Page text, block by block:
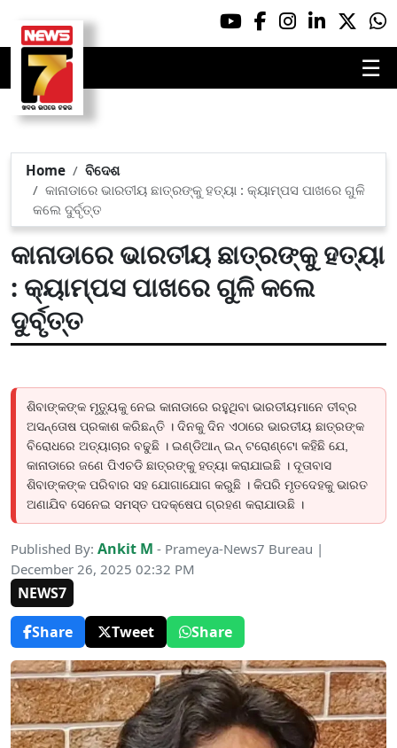
☰
Home
ବିଦେଶ
କାନାଡାରେ ଭାରତୀୟ ଛାତ୍ରଙ୍କୁ ହତ୍ୟା : କ୍ୟାମ୍ପସ ପାଖରେ ଗୁଳି
କଲେ ଦୁର୍ବୃତ୍ତ
କାନାଡାରେ ଭାରତୀୟ ଛାତ୍ରଙ୍କୁ ହତ୍ୟା
: କ୍ୟାମ୍ପସ ପାଖରେ ଗୁଳି କଲେ
ଦୁର୍ବୃତ୍ତ
ଶିବାଙ୍କଙ୍କ ମୃତ୍ୟୁକୁ ନେଇ କାନାଡାରେ ରହୁଥିବା ଭାରତୀୟମାନେ ତୀବ୍ର
ଅସନ୍ତୋଷ ପ୍ରକାଶ କରିଛନ୍ତି । ଦିନକୁ ଦିନ ଏଠାରେ ଭାରତୀୟ ଛାତ୍ରଙ୍କ
ବିରୋଧରେ ଅତ୍ୟାଚାର ବଢୁଛି । ଇଣ୍ଡିଆନ୍ ଇନ୍ ଟରୋଣ୍ଟୋ କହିଛି ଯେ,
କାନାଡାରେ ଜଣେ ପିଏଚଡି ଛାତ୍ରଙ୍କୁ ହତ୍ୟା କରାଯାଇଛି । ଦୂତାବାସ
ଶିବାଙ୍କଙ୍କ ପରିବାର ସହ ଯୋଗାଯୋଗ କରୁଛି । କିପରି ମୃତଦେହକୁ ଭାରତ
ଅଣାଯିବ ସେନେଇ ସମସ୍ତ ପଦକ୍ଷେପ ଗ୍ରହଣ କରାଯାଉଛି ।
Published By: Ankit M - Prameya-News7 Bureau |
December 26, 2025 02:32 PM
NEWS7
Share
Tweet Share